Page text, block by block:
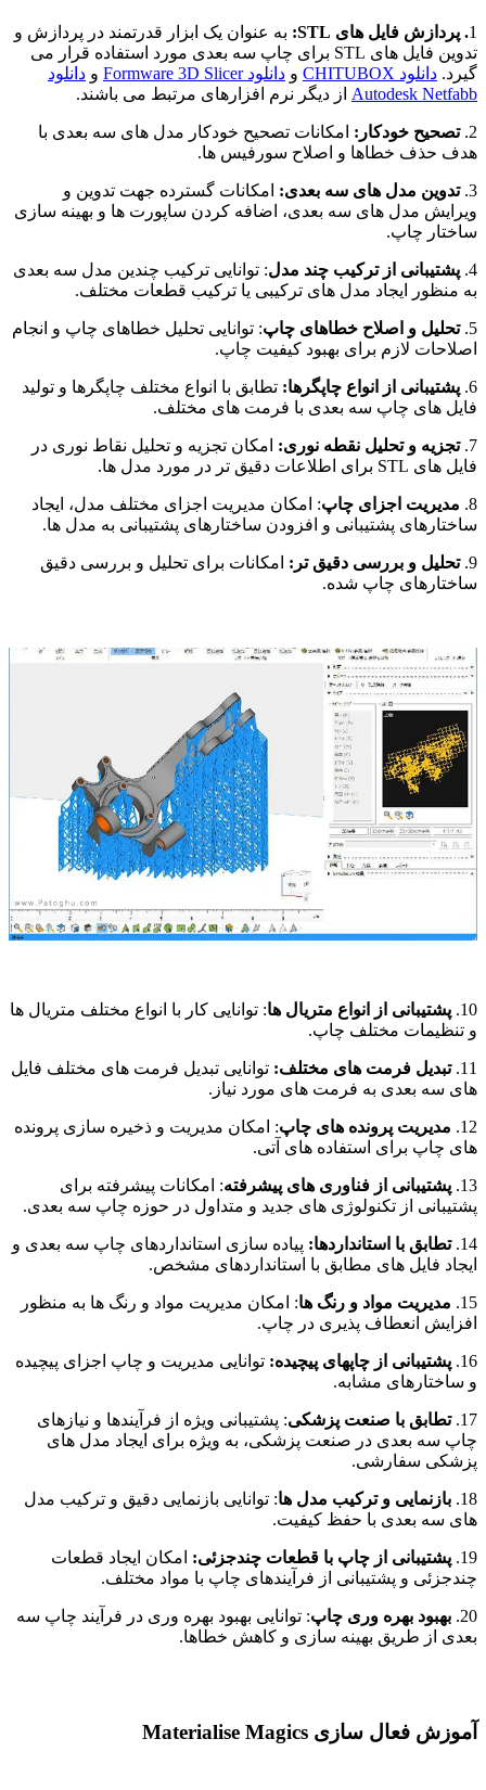
1. پردازش فایل های STL:
به عنوان یک ابزار قدرتمند در پردازش و
تدوین فایل های STL برای چاپ سه بعدی مورد استفاده قرار می
گیرد. دانلود CHITUBOX و دانلود Formware 3D Slicer و دانلود
Autodesk Netfabb از دیگر نرم افزارهای مرتبط می باشند.
2. تصحیح خودکار: امکانات تصحیح خودکار مدل های سه بعدی با
هدف حذف خطاها و اصلاح سورفیس ها.
3. تدوین مدل های سه بعدی: امکانات گسترده جهت تدوین و
ویرایش مدل های سه بعدی، اضافه کردن ساپورت ها و بهینه سازی
ساختار چاپ.
4. پشتیبانی از ترکیب چند مدل: توانایی ترکیب چندین مدل سه بعدی
به منظور ایجاد مدل های ترکیبی یا ترکیب قطعات مختلف.
5. تحلیل و اصلاح خطاهای چاپ: توانایی تحلیل خطاهای چاپ و انجام
اصلاحات لازم برای بهبود کیفیت چاپ.
6. پشتیبانی از انواع چاپگرها: تطابق با انواع مختلف چاپگرها و تولید
فایل های چاپ سه بعدی با فرمت های مختلف.
7. تجزیه و تحلیل نقطه نوری: امکان تجزیه و تحلیل نقاط نوری در
فایل های STL برای اطلاعات دقیق تر در مورد مدل ها.
8. مدیریت اجزای چاپ: امکان مدیریت اجزای مختلف مدل، ایجاد
ساختارهای پشتیبانی و افزودن ساختارهای پشتیبانی به مدل ها.
9. تحلیل و بررسی دقیق تر: امکانات برای تحلیل و بررسی دقیق
ساختارهای چاپ شده.
10. پشتیبانی از انواع متریال ها: توانایی کار با انواع مختلف متریال ها
و تنظیمات مختلف چاپ.
11. تبدیل فرمت های مختلف: توانایی تبدیل فرمت های مختلف فایل
های سه بعدی به فرمت های مورد نیاز.
12. مدیریت پرونده های چاپ: امکان مدیریت و ذخیره سازی پرونده
های چاپ برای استفاده های آتی.
13. پشتیبانی از فناوری های پیشرفته: امکانات پیشرفته برای
پشتیبانی از تکنولوژی های جدید و متداول در حوزه چاپ سه بعدی.
14. تطابق با استانداردها: پیاده سازی استانداردهای چاپ سه بعدی و
ایجاد فایل های مطابق با استانداردهای مشخص.
15. مدیریت مواد و رنگ ها: امکان مدیریت مواد و رنگ ها به منظور
افزایش انعطاف پذیری در چاپ.
16. پشتیبانی از چاپهای پیچیده: توانایی مدیریت و چاپ اجزای پیچیده
و ساختارهای مشابه.
17. تطابق با صنعت پزشکی: پشتیبانی ویژه از فرآیندها و نیازهای
چاپ سه بعدی در صنعت پزشکی، به ویژه برای ایجاد مدل های
پزشکی سفارشی.
18. بازنمایی و ترکیب مدل ها: توانایی بازنمایی دقیق و ترکیب مدل
های سه بعدی با حفظ کیفیت.
19. پشتیبانی از چاپ با قطعات چندجزئی: امکان ایجاد قطعات
چندجزئی و پشتیبانی از فرآیندهای چاپ با مواد مختلف.
20. بهبود بهره وری چاپ: توانایی بهبود بهره وری در فرآیند چاپ سه
بعدی از طریق بهینه سازی و کاهش خطاها.
آموزش فعال سازی Materialise Magics